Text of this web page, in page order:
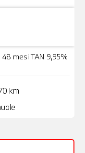
mesi TAN 9,95%
km